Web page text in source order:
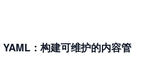
：构建可维护的内容管